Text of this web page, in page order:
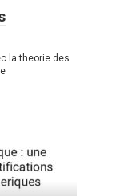
la theorie des